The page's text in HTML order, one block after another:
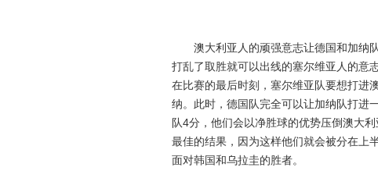
澳大利亚人的顽强意志让德国和加纳队
打乱了取胜就可以出线的塞尔维亚人的意
在比赛的最后时刻，塞尔维亚队要想打进
纳。此时，德国队完全可以让加纳队打进
队4分，他们会以净胜球的优势压倒澳大
最佳的结果，因为这样他们就会被分在上
面对韩国和乌拉圭的胜者。